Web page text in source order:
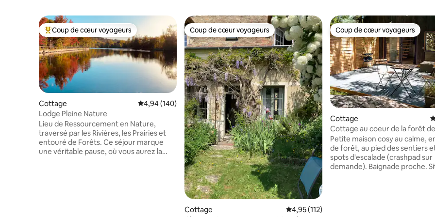
Coups de cœur voyageurs les plus appréciés
Coup de cœur voyageurs
Cottage Évaluation moyenne sur la base de 140 commentaires : 4,94 sur 5
4,94 (140)
Lodge Pleine Nature
Lieu de Ressourcement en Nature,
traversé par les Rivières, les Prairies et
entouré de Forêts. Ce séjour marque
une véritable pause, où vous aurez la
Coup de cœur voyageurs
Coup de cœur voyageurs
Cottage Évaluation moyenne sur la base de 112
4,95 (112)
Coup de cœur voyageurs
Coup de cœur voyageurs
Cottage
Cottage au coeur de la forêt de
Fontainebleau.
Petite maison cosy au calme,
de forêt, au pied des sentiers
spots d'escalade (crashpad sur
demande). Baignade proche.